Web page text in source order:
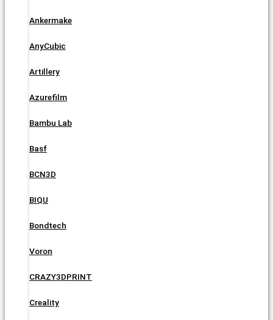
Ankermake
AnyCubic
Artillery
Azurefilm
Bambu Lab
Basf
BCN3D
BIQU
Bondtech
Voron
CRAZY3DPRINT
Creality